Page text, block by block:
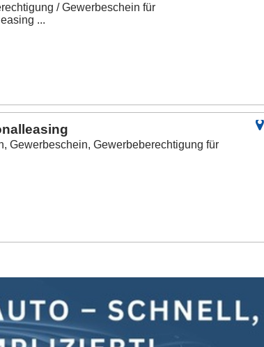
/ Gewerbeschein für
...
Gewerbeschein, Gewerbeberechtigung für